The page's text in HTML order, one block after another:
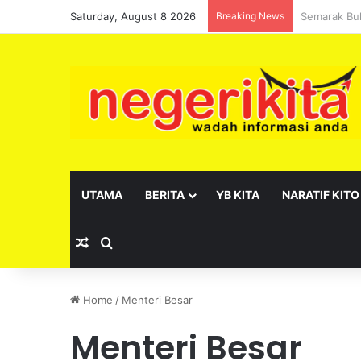
Saturday, August 8 2026 Breaking News Pelantikan
UTAMA BERITA YB KITA NARATIF KITO
Random Article
Home / Menteri Besar
Menteri Besar